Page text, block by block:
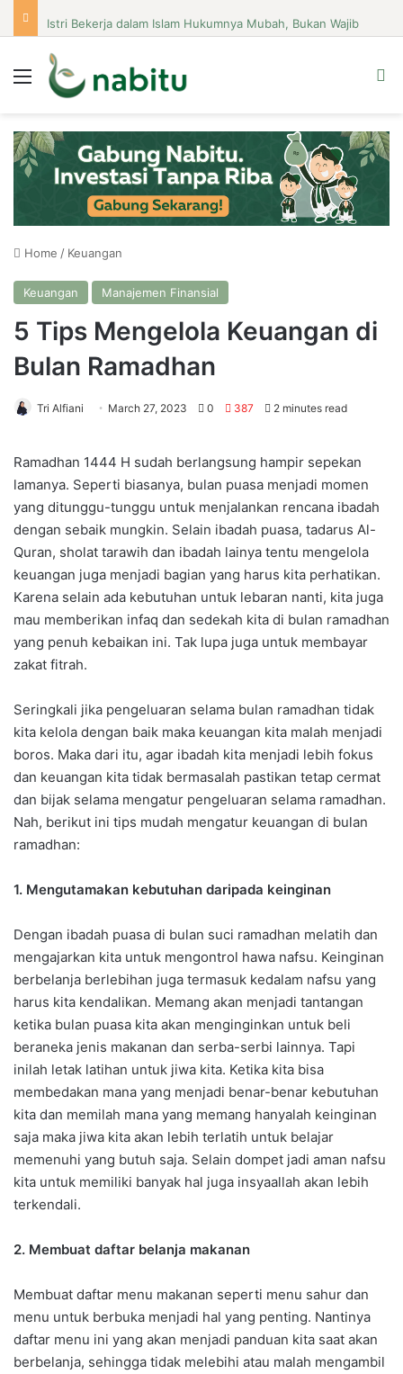
Istri Bekerja dalam Islam Hukumnya Mubah, Bukan Wajib
Menu
Home / Keuangan
Keuangan Manajemen Finansial
5 Tips Mengelola Keuangan di
Bulan Ramadhan
Tri Alfiani March 27, 2023 0 387 2 minutes read
Ramadhan 1444 H sudah berlangsung hampir sepekan
lamanya. Seperti biasanya, bulan puasa menjadi momen
yang ditunggu-tunggu untuk menjalankan rencana ibadah
dengan sebaik mungkin. Selain ibadah puasa, tadarus Al-
Quran, sholat tarawih dan ibadah lainya tentu mengelola
keuangan juga menjadi bagian yang harus kita perhatikan.
Karena selain ada kebutuhan untuk lebaran nanti, kita juga
mau memberikan infaq dan sedekah kita di bulan ramadhan
yang penuh kebaikan ini. Tak lupa juga untuk membayar
zakat fitrah.
Seringkali jika pengeluaran selama bulan ramadhan tidak
kita kelola dengan baik maka keuangan kita malah menjadi
boros. Maka dari itu, agar ibadah kita menjadi lebih fokus
dan keuangan kita tidak bermasalah pastikan tetap cermat
dan bijak selama mengatur pengeluaran selama ramadhan.
Nah, berikut ini tips mudah mengatur keuangan di bulan
ramadhan:
1. Mengutamakan kebutuhan daripada keinginan
Dengan ibadah puasa di bulan suci ramadhan melatih dan
mengajarkan kita untuk mengontrol hawa nafsu. Keinginan
berbelanja berlebihan juga termasuk kedalam nafsu yang
harus kita kendalikan. Memang akan menjadi tantangan
ketika bulan puasa kita akan menginginkan untuk beli
beraneka jenis makanan dan serba-serbi lainnya. Tapi
inilah letak latihan untuk jiwa kita. Ketika kita bisa
membedakan mana yang menjadi benar-benar kebutuhan
kita dan memilah mana yang memang hanyalah keinginan
saja maka jiwa kita akan lebih terlatih untuk belajar
memenuhi yang butuh saja. Selain dompet jadi aman nafsu
kita untuk memiliki banyak hal juga insyaallah akan lebih
terkendali.
2. Membuat daftar belanja makanan
Membuat daftar menu makanan seperti menu sahur dan
menu untuk berbuka menjadi hal yang penting. Nantinya
daftar menu ini yang akan menjadi panduan kita saat akan
berbelanja, sehingga tidak melebihi atau malah mengambil